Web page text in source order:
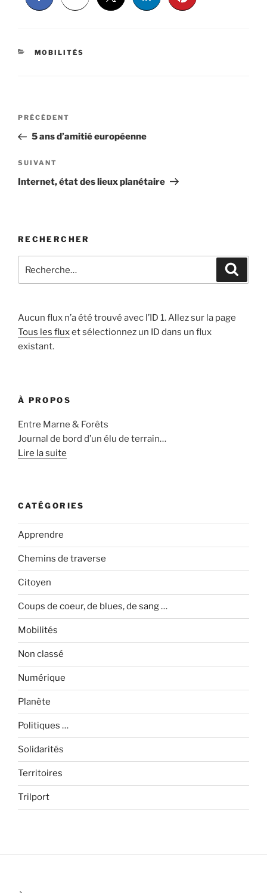
CATÉGORIES
MOBILITÉS
Navigation
l’article
Article
précédent
PRÉCÉDENT
5 ans d’amitié européenne
Article
suivant
SUIVANT
Internet, état des lieux planétaire
RECHERCHER
pour
Aucun flux n’a été trouvé avec l’ID 1. Allez sur la page
Tous les fluxet sélectionnez un ID dans un flux
existant.
À PROPOS
Entre Marne & Forêts
Journal de bord d’un élu de terrain…
Lire la suite
CATÉGORIES
Apprendre
Chemins de traverse
Citoyen
Coups de coeur, de blues, de sang …
Mobilités
Non classé
Numérique
Planète
Politiques …
Solidarités
Territoires
Trilport